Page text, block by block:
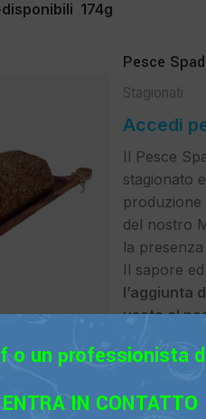
o un professionista
ENTRA IN CONTATTO
174g
Pesce
Stagionati
Accedi
Il Pesce
stagionato
produzione
del nostro
la
Il sapore
l’aggiunta
usata al